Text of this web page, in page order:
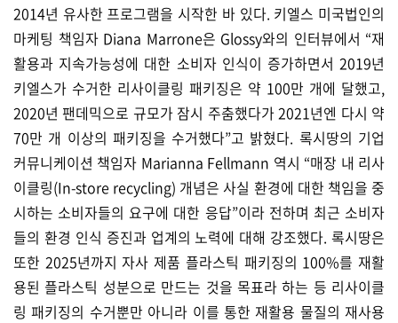
2014년 유사한 프로그램을 시작한 바 있다. 키엘스 미국법인의
마케팅 책임자 Diana Marrone은 Glossy와의 인터뷰에서 “재
활용과 지속가능성에 대한 소비자 인식이 증가하면서 2019년
키엘스가 수거한 리사이클링 패키징은 약 100만 개에 달했고,
2020년 팬데믹으로 규모가 잠시 주춤했다가 2021년엔 다시 약
70만 개 이상의 패키징을 수거했다”고 밝혔다. 록시땅의 기업
커뮤니케이션 책임자 Marianna Fellmann 역시 “매장 내 리사
이클링(In-store recycling) 개념은 사실 환경에 대한 책임을 중
시하는 소비자들의 요구에 대한 응답”이라 전하며 최근 소비자
들의 환경 인식 증진과 업계의 노력에 대해 강조했다. 록시땅은
또한 2025년까지 자사 제품 플라스틱 패키징의 100%를 재활
용된 플라스틱 성분으로 만드는 것을 목표라 하는 등 리사이클
링 패키징의 수거뿐만 아니라 이를 통한 재활용 물질의 재사용